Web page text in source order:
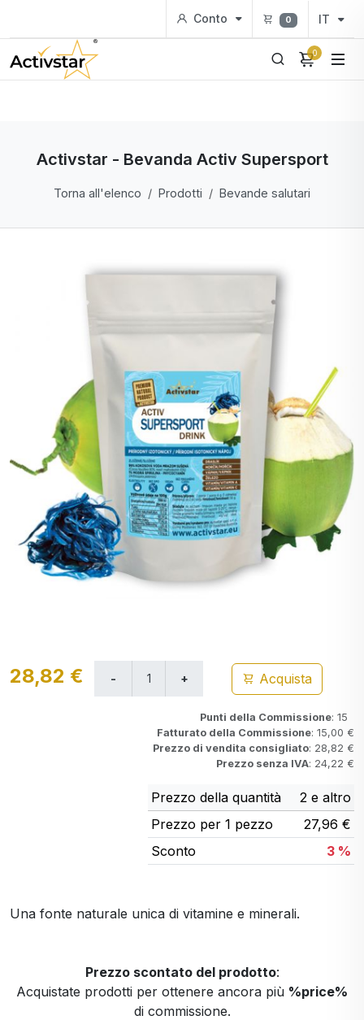
Conto 0 IT
0
Activstar - Bevanda Activ Supersport
Torna all'elenco Prodotti Bevande salutari
28,82 € Acquista
Punti della Commissione: 15
Fatturato della Commissione: 15,00 €
Prezzo di vendita consigliato: 28,82 €
Prezzo senza IVA: 24,22 €
Prezzo della quantità
2 e altro
Prezzo per 1 pezzo
27,96 €
Sconto
3 %
Una fonte naturale unica di vitamine e minerali.
Prezzo scontato del prodotto:
Acquistate prodotti per ottenere ancora più %price%
di commissione.